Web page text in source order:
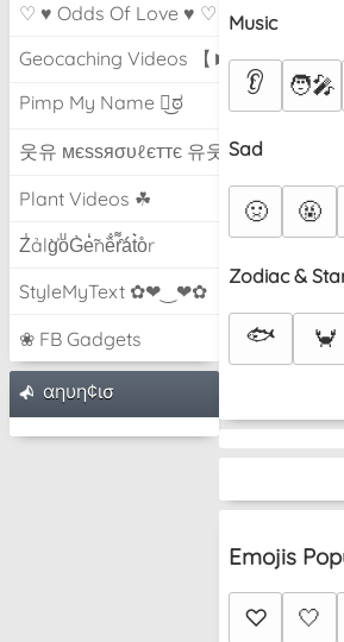
♡ ♥ Odds Of Love ♥ ♡
Geocaching Videos 【►】
Pimp My Name ಠ͜ಠ
웃유 мєѕѕяσυℓєттє 유웃
Plant Videos ☘
Z̾ảlg̀͐oͧG̀e̒̃nȅ̐r͌̑á͑t͛o̊r
StyleMyText ✿❤‿❤✿
❀ FB Gadgets
αηυη¢ισ
Music
👂 🧑‍🎤
Sad
🤢 🤬
Zodiac &
🐟 🦀
Emojis
♡ 🤍